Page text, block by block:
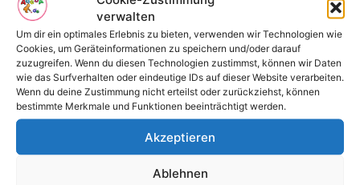
verwalten
Um dir ein optimales Erlebnis zu bieten, verwenden wir Technologien wie
Cookies, um Geräteinformationen zu speichern und/oder darauf
zuzugreifen. Wenn du diesen Technologien zustimmst, können wir Daten
wie das Surfverhalten oder eindeutige IDs auf dieser Website verarbeiten.
Wenn du deine Zustimmung nicht erteilst oder zurückziehst, können
bestimmte Merkmale und Funktionen beeinträchtigt werden.
Akzeptieren
Ablehnen
Tulpenfest läutet Frühling in Potsdam
ein
16. April 2026
Familien-Paradies an der Adria